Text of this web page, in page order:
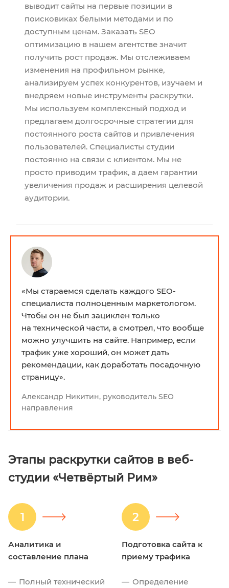
выводит сайты на первые позиции в
поисковиках белыми методами и по
доступным ценам. Заказать SEO
оптимизацию в нашем агентстве значит
получить рост продаж. Мы отслеживаем
изменения на профильном рынке,
анализируем успех конкурентов, изучаем и
внедряем новые инструменты раскрутки.
Мы используем комплексный подход и
предлагаем долгосрочные стратегии для
постоянного роста сайтов и привлечения
пользователей. Специалисты студии
постоянно на связи с клиентом. Мы не
просто приводим трафик, а даем гарантии
увеличения продаж и расширения целевой
аудитории.
«Мы стараемся сделать каждого SEO-
специалиста полноценным маркетологом.
Чтобы он не был зациклен только
на технической части, а смотрел, что вообще
можно улучшить на сайте. Например, если
трафик уже хороший, он может дать
рекомендации, как доработать посадочную
страницу».
Александр Никитин, руководитель SEO
направления
Этапы раскрутки сайтов в веб-
студии «Четвёртый Рим»
1
Аналитика и
составление плана
Полный технический
2
Подготовка сайта к
приему трафика
Определение